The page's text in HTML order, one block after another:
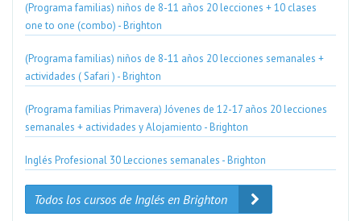
(Programa familias) niños de 8-11 años 20 lecciones + 10 clases
one to one (combo) - Brighton
(Programa familias) niños de 8-11 años 20 lecciones semanales +
actividades ( Safari ) - Brighton
(Programa familias Primavera) Jóvenes de 12-17 años 20 lecciones
semanales + actividades y Alojamiento - Brighton
Inglés Profesional 30 Lecciones semanales - Brighton
Todos los cursos de Inglés en Brighton